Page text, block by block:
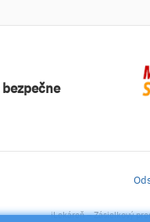
bezpečne
iLekáreň – Zásielkový